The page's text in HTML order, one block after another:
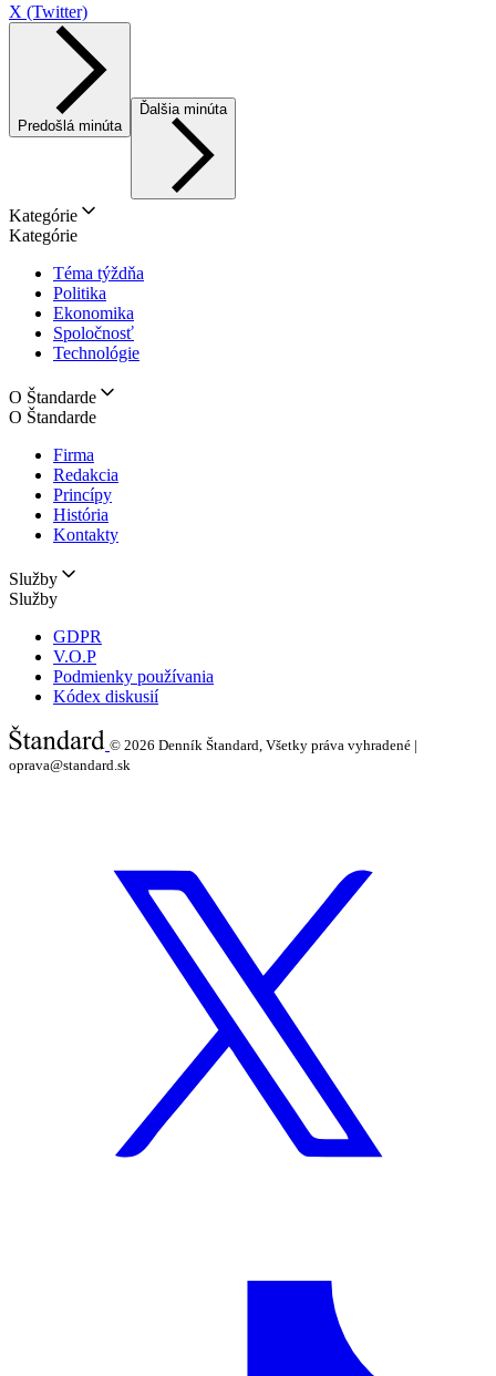
X (Twitter)
Predošlá minúta
Ďalšia minúta
Kategórie
Kategórie
Téma týždňa
Politika
Ekonomika
Spoločnosť
Technológie
O Štandarde
O Štandarde
Firma
Redakcia
Princípy
História
Kontakty
Služby
Služby
GDPR
V.O.P
Podmienky používania
Kódex diskusií
© 2026 Denník Štandard, Všetky práva vyhradené |
oprava@standard.sk